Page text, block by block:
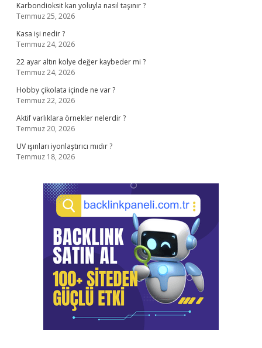
Karbondioksit kan yoluyla nasıl taşınır ?
Temmuz 25, 2026
Kasa işi nedir ?
Temmuz 24, 2026
22 ayar altın kolye değer kaybeder mi ?
Temmuz 24, 2026
Hobby çikolata içinde ne var ?
Temmuz 22, 2026
Aktif varlıklara örnekler nelerdir ?
Temmuz 20, 2026
UV ışınları iyonlaştırıcı mıdır ?
Temmuz 18, 2026